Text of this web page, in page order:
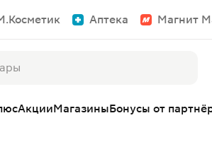
Аптека Магнит
АкцииМагазиныБонусы от